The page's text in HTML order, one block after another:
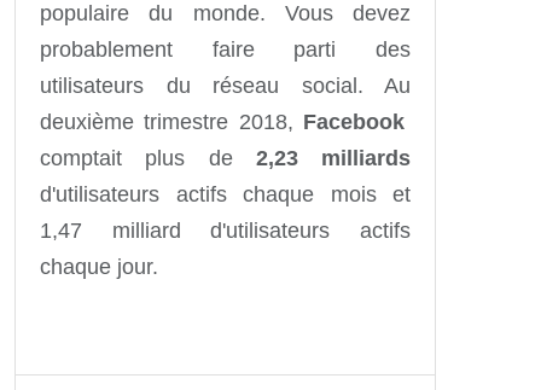
populaire du monde. Vous devez
probablement faire parti des
utilisateurs du réseau social. Au
deuxième trimestre 2018, Facebook
comptait plus de2,23 milliards
d'utilisateurs actifs chaque mois et
1,47 milliard d'utilisateurs actifs
chaque jour.